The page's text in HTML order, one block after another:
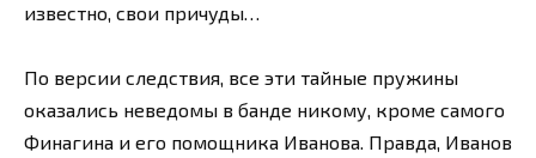
известно, свои причуды…
По версии следствия, все эти тайные пружины
оказались неведомы в банде никому, кроме самого
Финагина и его помощника Иванова. Правда, Иванов